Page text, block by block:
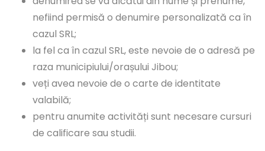
nefiind permisă o denumire personalizată ca în
cazul SRL;
la fel ca în cazul SRL, este nevoie de o adresă pe
raza municipiului/orașului Jibou;
veți avea nevoie de o carte de identitate
valabilă;
pentru anumite activități sunt necesare cursuri
de calificare sau studii.